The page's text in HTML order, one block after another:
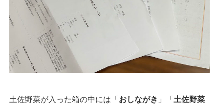
土佐野菜が入った箱の中には「おしながき 」「土佐野菜